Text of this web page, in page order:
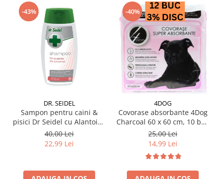
-43%
DR. SEIDEL
Sampon pentru caini &
pisici Dr Seidel cu Alantoina
220 ml
40,00 Lei
22,99 Lei
-40%
4DOG
Covorase absorbante 4Dog
Charcoal 60 x 60 cm, 10 buc
/ pachet
25,00 Lei
14,99 Lei